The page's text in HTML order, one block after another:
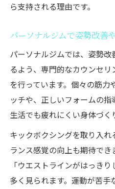
ら支持される理由です。
パーソナルジムで姿勢改善
パーソナルジムでは、姿勢
るよう、専門的なカウンセ
を行っています。個々の筋
ッチや、正しいフォームの
生活でも疲れにくい身体づく
キックボクシングを取り入
ランス感覚の向上も期待でき
「ウエストラインがはっき
多く見られます。運動が苦手